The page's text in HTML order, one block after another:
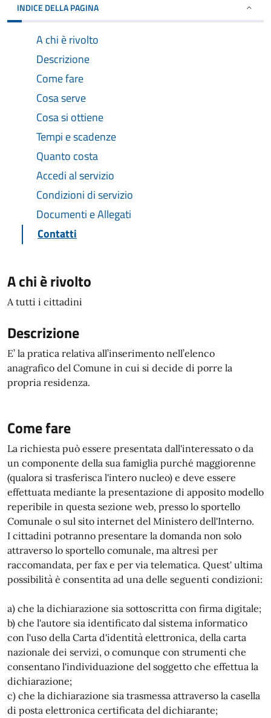
INDICE DELLA PAGINA
A chi è rivolto
Descrizione
Come fare
Cosa serve
Cosa si ottiene
Tempi e scadenze
Quanto costa
Accedi al servizio
Condizioni di servizio
Documenti e Allegati
Contatti
A chi è rivolto
A tutti i cittadini
Descrizione
E’ la pratica relativa all’inserimento nell’elenco
anagrafico del Comune in cui si decide di porre la
propria residenza.
Come fare
La richiesta può essere presentata dall'interessato o da
un componente della sua famiglia purché maggiorenne
(qualora si trasferisca l'intero nucleo) e deve essere
effettuata mediante la presentazione di apposito modello
reperibile in questa sezione web, presso lo sportello
Comunale o sul sito internet del Ministero dell'Interno.
I cittadini potranno presentare la domanda non solo
attraverso lo sportello comunale, ma altresì per
raccomandata, per fax e per via telematica. Quest' ultima
possibilità è consentita ad una delle seguenti condizioni:
a) che la dichiarazione sia sottoscritta con firma digitale;
b) che l'autore sia identificato dal sistema informatico
con l'uso della Carta d'identità elettronica, della carta
nazionale dei servizi, o comunque con strumenti che
consentano l'individuazione del soggetto che effettua la
dichiarazione;
c) che la dichiarazione sia trasmessa attraverso la casella
di posta elettronica certificata del dichiarante;